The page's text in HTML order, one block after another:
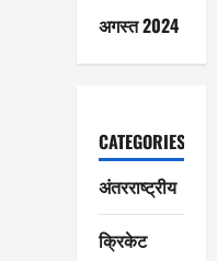
अगस्त 2024
CATEGORIES
अंतरराष्ट्रीय
क्रिकेट